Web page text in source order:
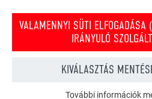
PREFA tető- és homlokzati konfigurátor
Válasszon számos terméket és
VALAMENNYI SÜTI ELFOGADÁSA
IRÁNYULÓ
KIVÁLASZTÁS
További információk